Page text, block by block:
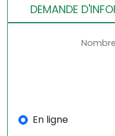
DEMANDE
En ligne